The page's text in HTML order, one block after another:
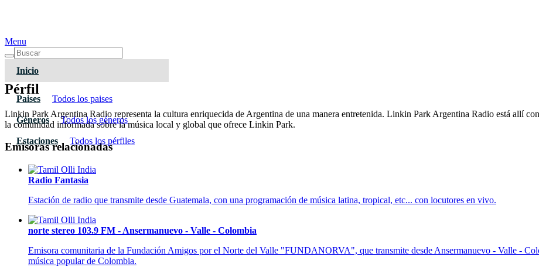
Menu
Inicio
Paises Todos los paises
Géneros Todos los géneros
Estaciones Todos los pérfiles
Pérfil
Linkin Park Argentina Radio representa la cultura enriquecida de Argentina de una manera entretenida. Linkin Park Argentina Radio está allí
la comunidad informada sobre la música local y global que ofrece Linkin Park.
Emisoras relacionadas
Radio Fantasia
Estación de radio que transmite desde Guatemala, con una programación de música latina, tropical, etc... con locutores en vivo.
norte stereo 103.9 FM - Ansermanuevo - Valle - Colombia
Emisora comunitaria de la Fundación Amigos por el Norte del Valle "FUNDANORVA", que transmite desde Ansermanuevo - Valle -
música popular de Colombia.